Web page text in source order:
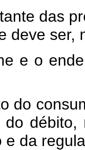
das
deve ser,
e o
do
do
e da